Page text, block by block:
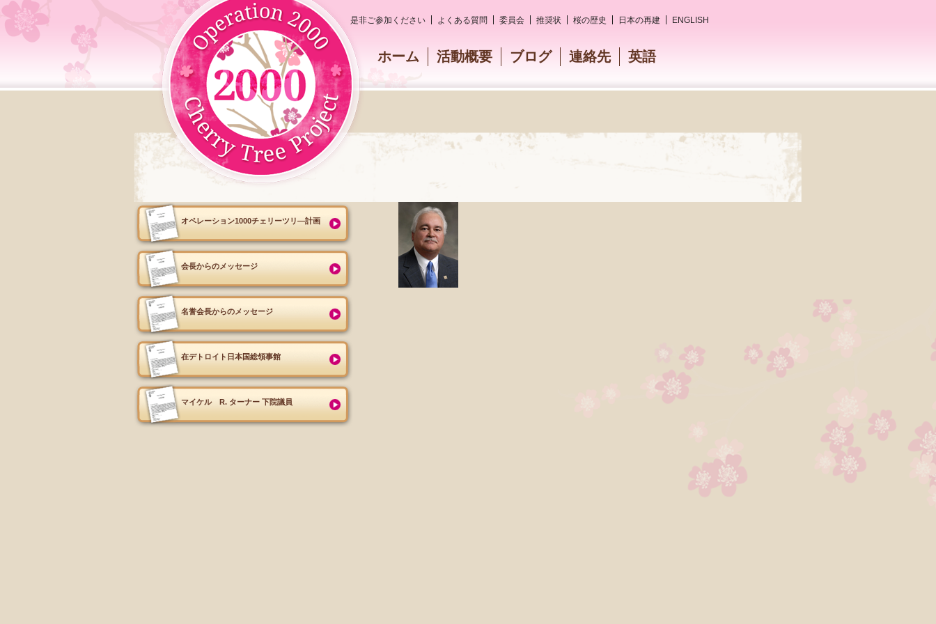
是非ご参加ください よくある質問 委員会 推奨状 桜の歴史 日本の再建 ENGLISH
ホーム 活動概要 ブログ 連絡先 英語
オペレーション1000チェリーツリ―計画
会長からのメッセージ
名誉会長からのメッセージ
在デトロイト日本国総領事館
マイケル R. ターナー 下院議員